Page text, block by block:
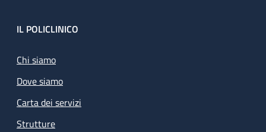
Footer
IL POLICLINICO
Chi siamo
Dove siamo
Carta dei servizi
Strutture